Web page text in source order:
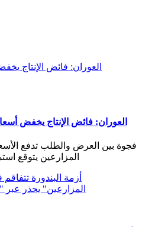
العوران: فائض الإنتاج يخفض
فجوة بين العرض والطلب تدفع
المزارعين يتوقع